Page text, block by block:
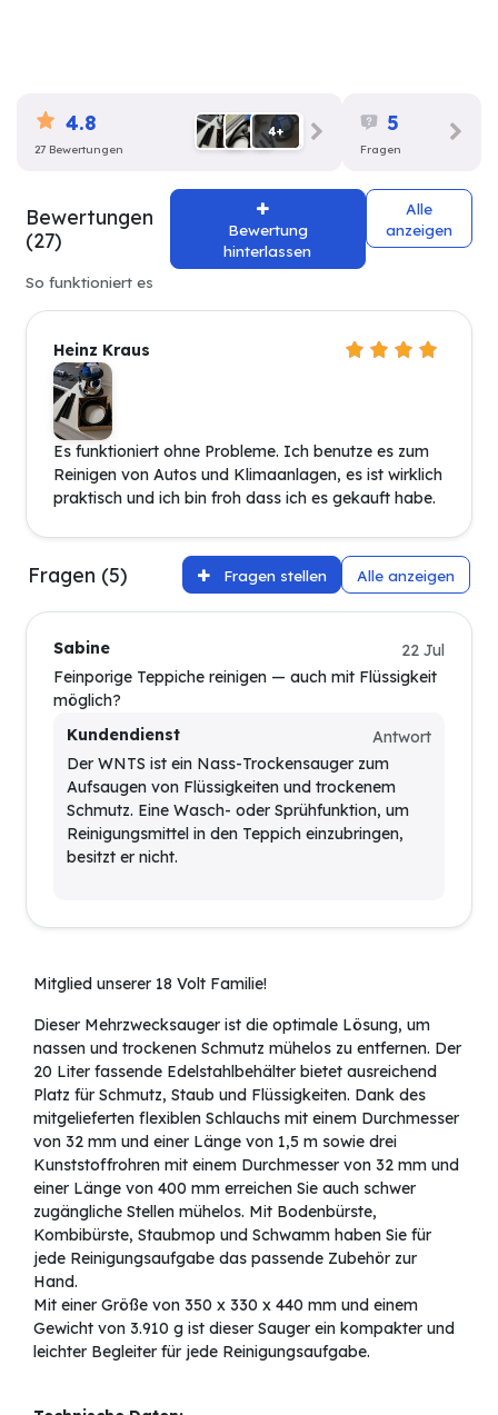
4.8
27 Bewertungen
4+ 5
Fragen
Bewertungen
(27)
Bewertung
hinterlassen
Alle
anzeigen
So funktioniert es
Heinz Kraus
Es funktioniert ohne Probleme. Ich benutze es zum
Reinigen von Autos und Klimaanlagen, es ist wirklich
praktisch und ich bin froh dass ich es gekauft habe.
Fragen (5) Fragen stellen Alle anzeigen
Sabine
22 Jul
Feinporige Teppiche reinigen — auch mit Flüssigkeit
möglich?
Kundendienst
Antwort
Der WNTS ist ein Nass-Trockensauger zum
Aufsaugen von Flüssigkeiten und trockenem
Schmutz. Eine Wasch- oder Sprühfunktion, um
Reinigungsmittel in den Teppich einzubringen,
besitzt er nicht.
Mitglied unserer 18 Volt Familie!
Dieser Mehrzwecksauger ist die optimale Lösung, um
nassen und trockenen Schmutz mühelos zu entfernen. Der
20 Liter fassende Edelstahlbehälter bietet ausreichend
Platz für Schmutz, Staub und Flüssigkeiten. Dank des
mitgelieferten flexiblen Schlauchs mit einem Durchmesser
von 32 mm und einer Länge von 1,5 m sowie drei
Kunststoffrohren mit einem Durchmesser von 32 mm und
einer Länge von 400 mm erreichen Sie auch schwer
zugängliche Stellen mühelos. Mit Bodenbürste,
Kombibürste, Staubmop und Schwamm haben Sie für
jede Reinigungsaufgabe das passende Zubehör zur
Hand.
Mit einer Größe von 350 x 330 x 440 mm und einem
Gewicht von 3.910 g ist dieser Sauger ein kompakter und
leichter Begleiter für jede Reinigungsaufgabe.